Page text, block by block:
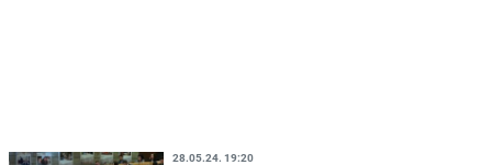
28.05.24. 19:20